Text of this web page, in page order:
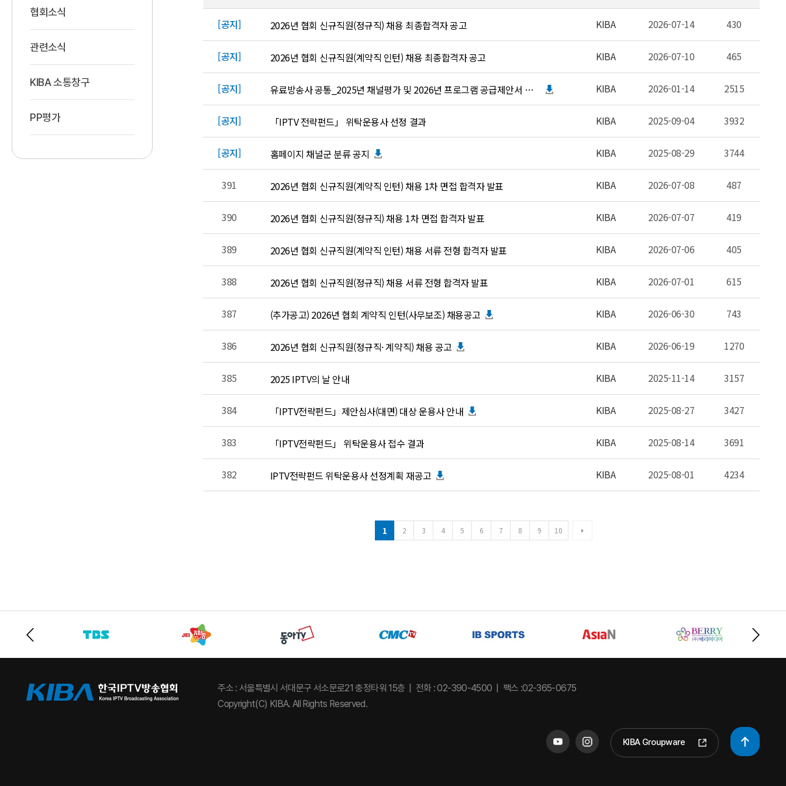
협회소식
관련소식
KIBA 소통창구
PP평가
[공지] 2026년 협회 신규직원(정규직) 채용 최종합격자 공고 KIBA 2026-07-14 430
[공지] 2026년 협회 신규직원(계약직 인턴) 채용 최종합격자 공고 KIBA 2026-07-10 465
[공지] 유료방송사 공통_2025년 채널평가 및 2026년 프로그램 공급제안서 안내 KIBA 2026-01-14 2515
[공지] 「IPTV 전략펀드」 위탁운용사 선정 결과 KIBA 2025-09-04 3932
[공지] 홈페이지 채널군 분류 공지 KIBA 2025-08-29 3744
391 2026년 협회 신규직원(계약직 인턴) 채용 1차 면접 합격자 발표 KIBA 2026-07-08 487
390 2026년 협회 신규직원(정규직) 채용 1차 면접 합격자 발표 KIBA 2026-07-07 419
389 2026년 협회 신규직원(계약직 인턴) 채용 서류 전형 합격자 발표 KIBA 2026-07-06 405
388 2026년 협회 신규직원(정규직) 채용 서류 전형 합격자 발표 KIBA 2026-07-01 615
387 (추가공고) 2026년 협회 계약직 인턴(사무보조) 채용공고 KIBA 2026-06-30 743
386 2026년 협회 신규직원(정규직· 계약직) 채용 공고 KIBA 2026-06-19 1270
385 2025 IPTV의 날 안내 KIBA 2025-11-14 3157
384 「IPTV전략펀드」제안심사(대면) 대상 운용사 안내 KIBA 2025-08-27 3427
383 「IPTV전략펀드」 위탁운용사 접수 결과 KIBA 2025-08-14 3691
382 IPTV전략펀드 위탁운용사 선정계획 재공고 KIBA 2025-08-01 4234
1 2 3 4 5 6 7 8 9 10
주소 : 서울특별시 서대문구 서소문로21 충정타워 15층 전화 : 02-390-4500
팩스 :02-365-0675
Copyright(C) KIBA. All Rights Reserved.
KIBA Groupware